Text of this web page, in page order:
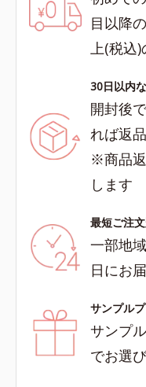
目以降
上(税
30日以内
開封後
れば返
※商品
します
最短ご注
一部地
日にお
サンプル
サンプ
でお選